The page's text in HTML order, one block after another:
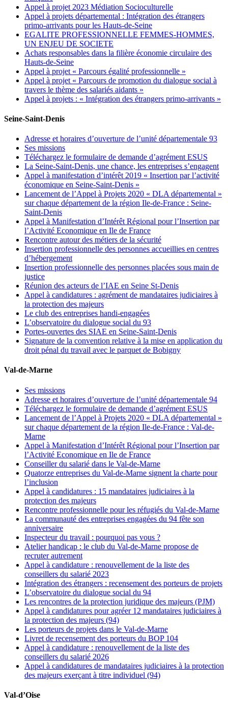
Appel à projet 2023 Médiation Socioculturelle
Appel à projets départemental : Intégration des étrangers
primo-arrivants pour les Hauts-de-Seine
EGALITE PROFESSIONNELLE FEMMES-HOMMES,
UN ENJEU DE SOCIETE
Achats responsables dans la filière économie circulaire des
Hauts-de-Seine
Appel à projet « Parcours égalité professionnelle »
Appel à projet « Parcours de promotion du dialogue social à
travers le thème des salariés aidants »
Appel à projets : « Intégration des étrangers primo-arrivants »
Seine-Saint-Denis
Adresse et horaires d’ouverture de l’unité départementale 93
Ses missions
Téléchargez le formulaire de demande d’agrément ESUS
La Seine-Saint-Denis, une chance, les entreprises s’engagent
Appel à manifestation d’intérêt 2019 « Insertion par l’activité
économique en Seine-Saint-Denis »
Lancement de l’Appel à Projets 2020 « DLA départemental »
sur chaque département de la région Ile-de-France : Seine-
Saint-Denis
Appel à Manifestation d’Intérêt Régional pour l’Insertion par
l’Activité Economique en Ile de France
Rencontre autour des métiers de la sécurité
Insertion professionnelle des personnes accueillies en centres
d’hébergement
Insertion professionnelle des personnes placées sous main de
justice
Réunion des acteurs de l’IAE en Seine St-Denis
Appel à candidatures : agrément de mandataires judiciaires à
la protection des majeurs
Le club des entreprises handi-engagées
L’observatoire du dialogue social du 93
Portes-ouvertes des SIAE en Seine-Saint-Denis
Signature de la convention relative à la mise en application du
droit pénal du travail avec le parquet de Bobigny
Val-de-Marne
Ses missions
Adresse et horaires d’ouverture de l’unité départementale 94
Téléchargez le formulaire de demande d’agrément ESUS
Lancement de l’Appel à Projets 2020 « DLA départemental »
sur chaque département de la région Ile-de-France : Val-de-
Marne
Appel à Manifestation d’Intérêt Régional pour l’Insertion par
l’Activité Economique en Ile de France
Conseiller du salarié dans le Val-de-Marne
Quatorze entreprises du Val-de-Marne signent la charte pour
l’inclusion
Appel à candidatures : 15 mandataires judiciaires à la
protection des majeurs
Rencontre professionnelle pour les réfugiés du Val-de-Marne
La communauté des entreprises engagées du 94 fête son
anniversaire
Inspecteur du travail : pourquoi pas vous ?
Atelier handicap : le club du Val-de-Marne propose de
recruter autrement
Appel à candidature : renouvellement de la liste des
conseillers du salarié 2023
Intégration des étrangers : recensement des porteurs de projets
L’observatoire du dialogue social du 94
Les rencontres de la protection juridique des majeurs (PJM)
Appel à candidatures pour agréer 12 mandataires judiciaires à
la protection des majeurs (94)
Les porteurs de projets dans le Val-de-Marne
Livret de recensement des porteurs du BOP 104
Appel à candidature : renouvellement de la liste des
conseillers du salarié 2026
Appel à candidatures de mandataires judiciaires à la protection
des majeurs exerçant à titre individuel (94)
Val-d’Oise